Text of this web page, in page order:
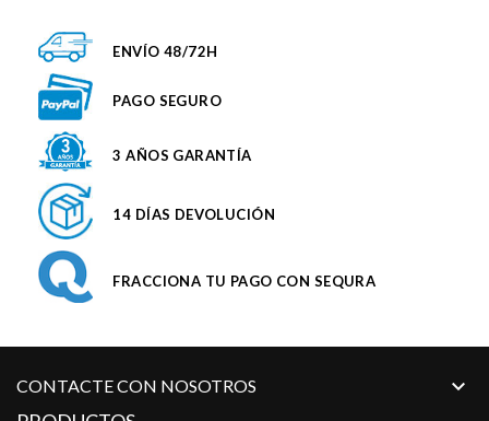
ENVÍO 48/72H
PAGO SEGURO
3 AÑOS GARANTÍA
14 DÍAS DEVOLUCIÓN
FRACCIONA TU PAGO CON SEQURA
CONTACTE CON NOSOTROS 